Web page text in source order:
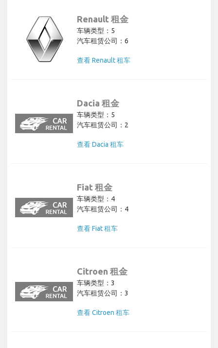
Renault 租金
车辆类型：5
汽车租赁公司：6
查看 Renault 租车
Dacia 租金
车辆类型：5
汽车租赁公司：2
查看 Dacia 租车
Fiat 租金
车辆类型：4
汽车租赁公司：4
查看 Fiat 租车
Citroen 租金
车辆类型：3
汽车租赁公司：3
查看 Citroen 租车